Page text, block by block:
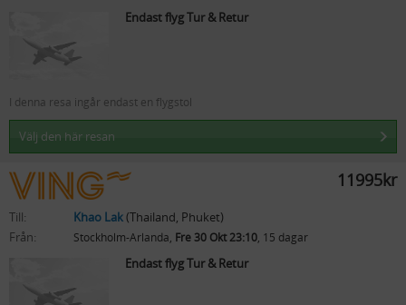
Endast flyg Tur & Retur
I denna resa ingår endast en flygstol
Välj den här resan
11995kr
Till: Khao Lak(Thailand, Phuket)
Från:
Stockholm-Arlanda, Fre 30 Okt 23:10, 15 dagar
Endast flyg Tur & Retur